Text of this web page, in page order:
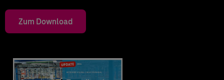
Zum Download